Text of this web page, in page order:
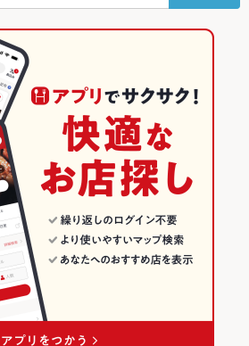
ドリンクバーは追加180円でご利用いただけま
ドリンクバー料金込みの価格です！
ディナー共にお肉食べ放題あり
：お子様価格ございます⇒小学生価格・幼児価
さい
合ヶ丘店 エルミロード内
ROX・3G店
たま新都心コクーン店
スピアリ店
その他の関連店舗
ゃぶしゃぶ・すき焼き
ぶしゃぶ・すき焼き
ぶ・すき焼き
焼き
ルメランキング
酒屋ランキング
ング
キング